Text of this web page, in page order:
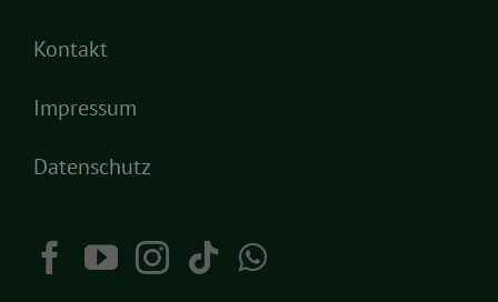
Kontakt
Impressum
Datenschutz